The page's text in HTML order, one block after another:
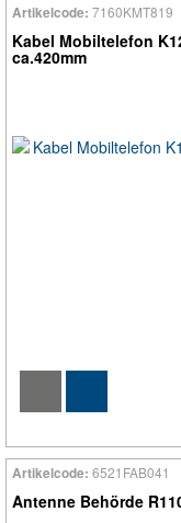
Artikelcode: 7160KMT819
Kabel Mobiltelefon
ca.420mm
Artikelcode: 6521FAB041
Antenne Behörde